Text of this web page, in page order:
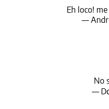
Eh loco!
—
No
—